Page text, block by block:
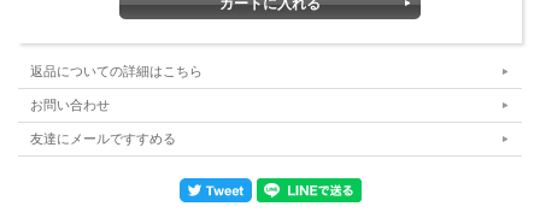
返品についての詳細はこちら
お問い合わせ
友達にメールですすめる